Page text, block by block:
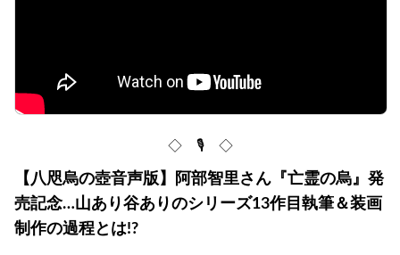
◇ 🎙 ◇
【八咫烏の壺音声版】阿部智里さん『亡霊の烏』発
売記念…山あり谷ありのシリーズ13作目執筆＆装画
制作の過程とは!?